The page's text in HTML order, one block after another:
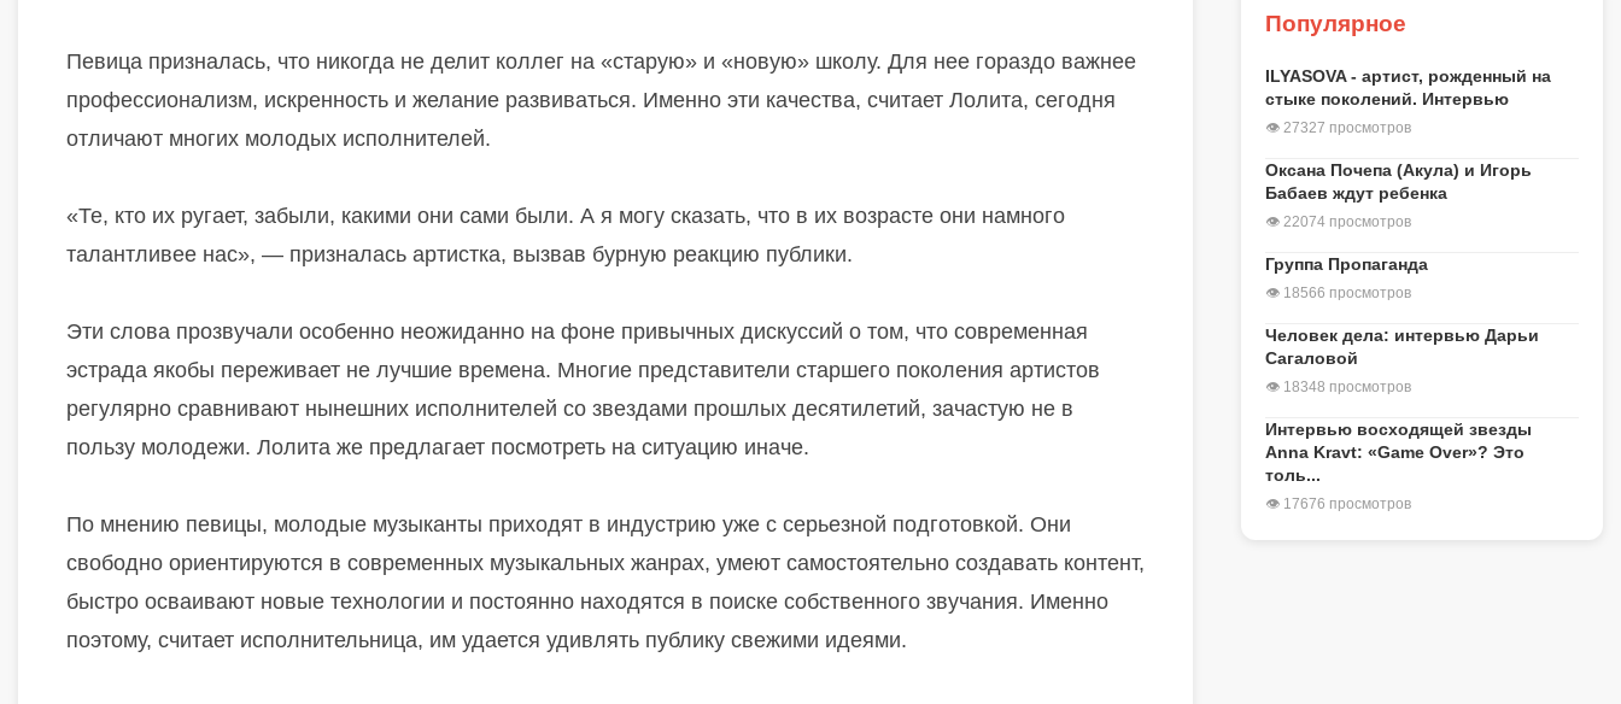
Певица призналась, что никогда не делит коллег на «старую» и «новую» школу. Для нее гораздо важнее
профессионализм, искренность и желание развиваться. Именно эти качества, считает Лолита, сегодня
отличают многих молодых исполнителей.
«Те, кто их ругает, забыли, какими они сами были. А я могу сказать, что в их возрасте они намного
талантливее нас», — призналась артистка, вызвав бурную реакцию публики.
Эти слова прозвучали особенно неожиданно на фоне привычных дискуссий о том, что современная
эстрада якобы переживает не лучшие времена. Многие представители старшего поколения артистов
регулярно сравнивают нынешних исполнителей со звездами прошлых десятилетий, зачастую не в
пользу молодежи. Лолита же предлагает посмотреть на ситуацию иначе.
По мнению певицы, молодые музыканты приходят в индустрию уже с серьезной подготовкой. Они
свободно ориентируются в современных музыкальных жанрах, умеют самостоятельно создавать контент,
быстро осваивают новые технологии и постоянно находятся в поиске собственного звучания. Именно
поэтому, считает исполнительница, им удается удивлять публику свежими идеями.
Популярное
ILYASOVA - артист, рожденный на
стыке поколений. Интервью
👁 27327 просмотров
Оксана Почепа (Акула) и Игорь
Бабаев ждут ребенка
👁 22074 просмотров
Группа Пропаганда
👁 18566 просмотров
Человек дела: интервью Дарьи
Сагаловой
👁 18348 просмотров
Интервью восходящей звезды
Anna Kravt: «Game Over»? Это
толь...
👁 17676 просмотров